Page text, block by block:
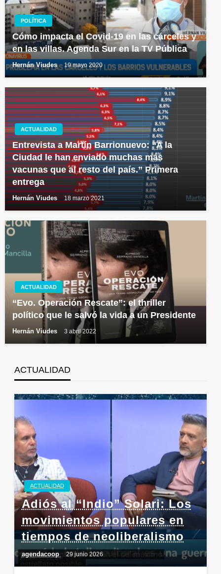
POLÍTICA
Cómo impacta el Covid-19 en las cárceles y
en las villas. Agenda Sur en la TV Pública
Hernán Viudes 19 mayo 2020
ACTUALIDAD
Entrevista a Martín Barrionuevo: “A la
Ciudad le han enviado muchas más
vacunas que al resto del país.” Primera
entrega
Hernán Viudes 18 marzo 2021
ACTUALIDAD
“Evo. Operación Rescate”: el thriller
político que le salvó la vida a un Presidente
Hernán Viudes 3 abril 2022
ACTUALIDAD
ACTUALIDAD
Adiós al “Indio” Solari: Los
movimientos populares en
tiempos de neoliberalismo
agendacoop 29 junio 2026